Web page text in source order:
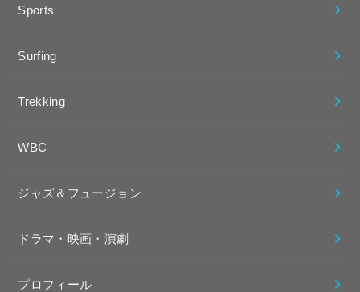
Sports
Surfing
Trekking
WBC
ジャズ＆フュージョン
ドラマ・映画・演劇
プロフィール